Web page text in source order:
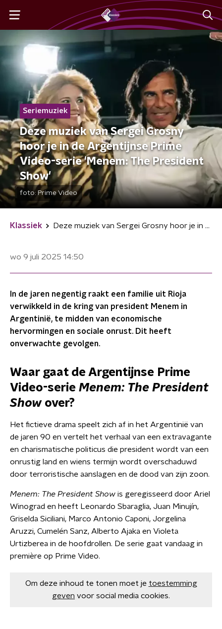
Seriemuziek
Deze muziek van Sergei Grosny
hoor je in de Argentijnse Prime
Video-serie 'Menem: The President
Show'
foto: Prime Video
Klassiek Deze muziek van Sergei Grosny hoor je in de Argentijnse Prime Video-serie 'Menem: The President Show'
wo 9 juli 2025 14:50
In de jaren negentig raakt een familie uit Rioja
verwikkeld in de kring van president Menem in
Argentinië, te midden van economische
hervormingen en sociale onrust. Dit heeft
onverwachte gevolgen.
Waar gaat de Argentijnse Prime
Video-serie Menem: The President
Showover?
Het fictieve drama speelt zich af in het Argentinië van
de jaren 90 en vertelt het verhaal van een extravagante
en charismatische politicus die president wordt van een
onrustig land en wiens termijn wordt overschaduwd
door terroristische aanslagen en de dood van zijn zoon.
Menem: The President Show is geregisseerd door Ariel
Winograd en heeft Leonardo Sbaraglia, Juan Minujín,
Griselda Siciliani, Marco Antonio Caponi, Jorgelina
Aruzzi, Cumelén Sanz, Alberto Ajaka en Violeta
Urtizberea in de hoofdrollen. De serie gaat vandaag in
première op Prime Video.
Om deze inhoud te tonen moet je toestemming
geven voor social media cookies.